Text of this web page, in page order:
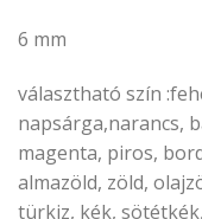
6 mm
választható szín
napsárga,narancs,
magenta, piros,
almazöld, zöld,
türkiz, kék,